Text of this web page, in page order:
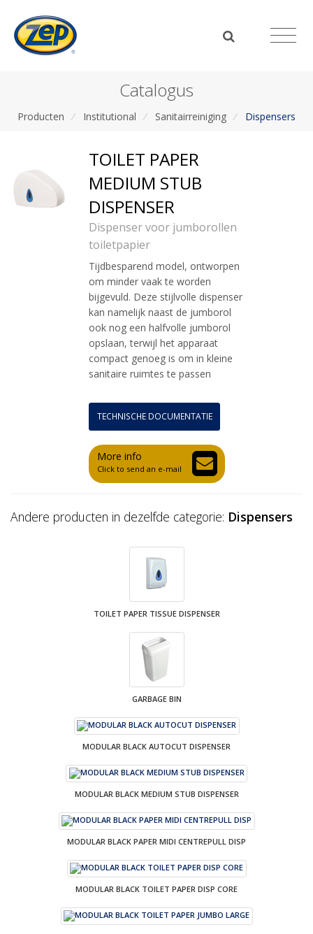
Catalogus
Producten / Institutional / Sanitairreiniging / Dispensers
TOILET PAPER
MEDIUM STUB
DISPENSER
Dispenser voor jumborollen
toiletpapier
Tijdbesparend model, ontworpen
om minder vaak te worden
bijgevuld. Deze stijlvolle dispenser
kan namelijk naast de jumborol
ook nog een halfvolle jumborol
opslaan, terwijl het apparaat
compact genoeg is om in kleine
sanitaire ruimtes te passen
TECHNISCHE DOCUMENTATIE
More info
Click to send an e-mail
Andere producten in dezelfde categorie: Dispensers
TOILET PAPER TISSUE DISPENSER
GARBAGE BIN
MODULAR BLACK AUTOCUT DISPENSER
MODULAR BLACK MEDIUM STUB DISPENSER
MODULAR BLACK PAPER MIDI CENTREPULL DISP
MODULAR BLACK TOILET PAPER DISP CORE